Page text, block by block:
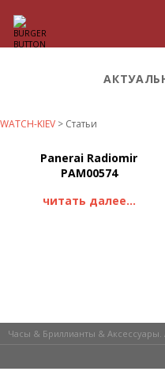
WATCH-KIEV > Статьи
Panerai Radiomir
PAM00574
читать далее...
Часы & Бриллианты &